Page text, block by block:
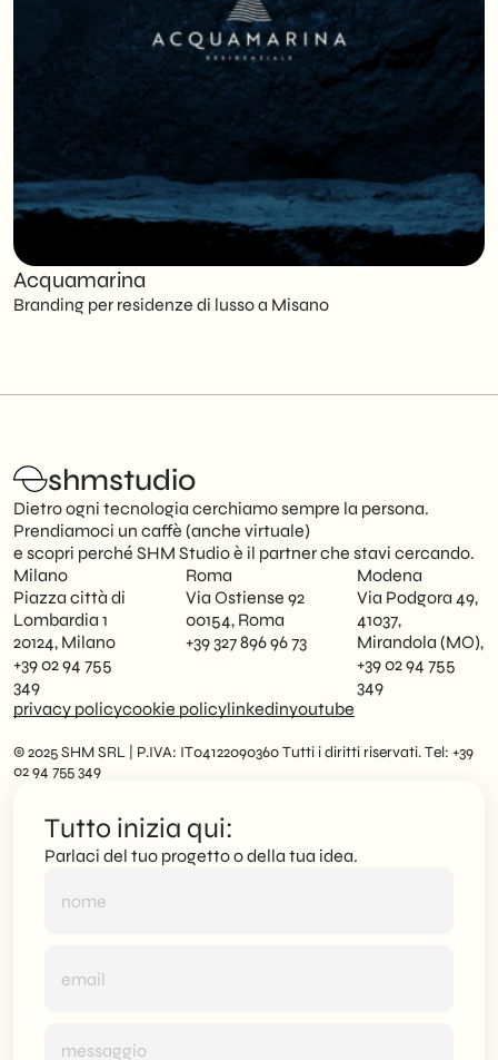
Acquamarina
Branding per residenze di lusso a Misano
shmstudio
Dietro ogni tecnologia cerchiamo sempre la persona.
Prendiamoci un caffè (anche virtuale)
e scopri perché SHM Studio è il partner che stavi cercando.
Milano
Piazza città di
Lombardia 1
20124, Milano
+39 02 94 755
349
Roma
Via Ostiense 92
00154, Roma
+39 327 896 96 73
Modena
Via Podgora 49,
41037,
Mirandola (MO),
+39 02 94 755
349
privacy policycookie policylinkedinyoutube
© 2025 SHM SRL | P.IVA: IT04122090360 Tutti i diritti riservati. Tel: +39
02 94 755 349
Tutto inizia qui:
Parlaci del tuo progetto o della tua idea.